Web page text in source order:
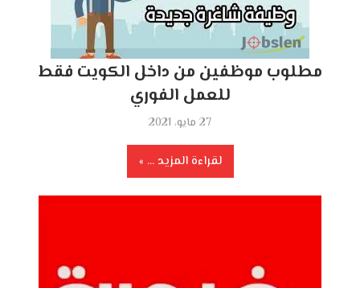
مطلوب موظفين من داخل الكويت فقط
للعمل الفوري
27 مايو، 2021
لقراءة المزيد ...